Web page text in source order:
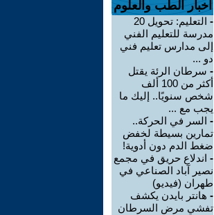
اخبار الطب والعلوم
-
التعليم: تحويل 20
مدرسة للتعليم الفني
إلى مدارس تعليم فني
دو ...
- سرطان الرئة يقتل
أكثر من 100 ألف
شخص سنويًا.. إليك ما
يجب مع ...
- السر في الحركة..
تمارين بسيطة لخفض
ضغط الدم دون أدوية!
- اندلاع حريق في مجمع
نصير آباد الصناعي في
طهران (فيديو)
- هانتر بايدن يكشف
تفشي مرض السرطان